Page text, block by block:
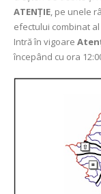
ATENȚIE, pe unele
efectului combinat
Intră în vigoare
începând cu ora